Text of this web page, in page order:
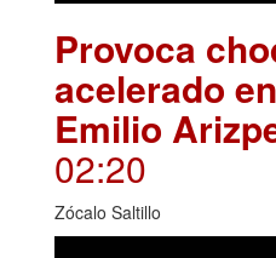
Provoca
acelerado
Emilio
02:20
Zócalo Saltillo